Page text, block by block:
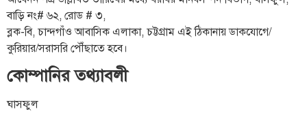
বাড়ি নং# ৬২, রোড # ৩,
ব্লক-বি, চান্দগাঁও আবাসিক এলাকা, চট্টগ্রাম এই ঠিকানায় ডাকযোগে/
কুরিয়ার/সরাসরি পৌঁছাতে হবে।
কোম্পানির তথ্যাবলী
ঘাসফুল